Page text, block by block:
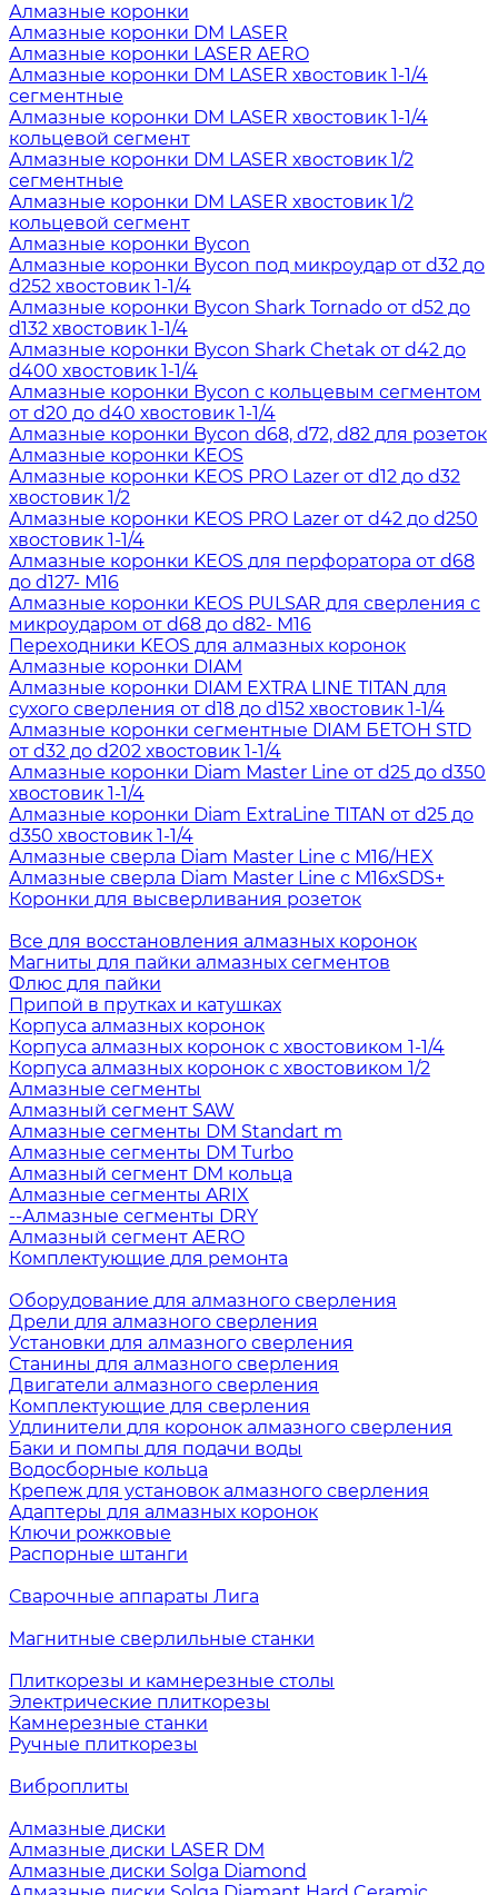
Алмазные коронки
Алмазные коронки DM LASER
Алмазные коронки LASER AERO
Алмазные коронки DM LASER хвостовик 1-1/4
сегментные
Алмазные коронки DM LASER хвостовик 1-1/4
кольцевой сегмент
Алмазные коронки DM LASER хвостовик 1/2
сегментные
Алмазные коронки DM LASER хвостовик 1/2
кольцевой сегмент
Алмазные коронки Bycon
Алмазные коронки Bycon под микроудар от d32 до
d252 хвостовик 1-1/4
Алмазные коронки Bycon Shark Tornado от d52 до
d132 хвостовик 1-1/4
Алмазные коронки Bycon Shark Chetak от d42 до
d400 хвостовик 1-1/4
Алмазные коронки Bycon с кольцевым сегментом
от d20 до d40 хвостовик 1-1/4
Алмазные коронки Bycon d68, d72, d82 для розеток
Алмазные коронки KEOS
Алмазные коронки KEOS PRO Lazer от d12 до d32
хвостовик 1/2
Алмазные коронки KEOS PRO Lazer от d42 до d250
хвостовик 1-1/4
Алмазные коронки KEOS для перфоратора от d68
до d127- М16
Алмазные коронки KEOS PULSAR для сверления с
микроударом от d68 до d82- М16
Переходники KEOS для алмазных коронок
Алмазные коронки DIAM
Алмазные коронки DIAM EXTRA LINE TITAN для
сухого сверления от d18 до d152 хвостовик 1-1/4
Алмазные коронки сегментные DIAM БЕТОН STD
от d32 до d202 хвостовик 1-1/4
Алмазные коронки Diam Master Line от d25 до d350
хвостовик 1-1/4
Алмазные коронки Diam ExtraLine ТITAN от d25 до
d350 хвостовик 1-1/4
Алмазные сверла Diam Master Line с М16/HEX
Алмазные сверла Diam Master Line с М16хSDS+
Коронки для высверливания розеток
Все для восстановления алмазных коронок
Магниты для пайки алмазных сегментов
Флюс для пайки
Припой в прутках и катушках
Корпуса алмазных коронок
Корпуса алмазных коронок с хвостовиком 1-1/4
Корпуса алмазных коронок с хвостовиком 1/2
Алмазные сегменты
Алмазный сегмент SAW
Алмазные сегменты DM Standart m
Алмазные сегменты DM Turbo
Алмазный сегмент DM кольца
Алмазные сегменты ARIX
--Алмазные сегменты DRY
Алмазный сегмент AERO
Комплектующие для ремонта
Оборудование для алмазного сверления
Дрели для алмазного сверления
Установки для алмазного сверления
Станины для алмазного сверления
Двигатели алмазного сверления
Комплектующие для сверления
Удлинители для коронок алмазного сверления
Баки и помпы для подачи воды
Водосборные кольца
Крепеж для установок алмазного сверления
Адаптеры для алмазных коронок
Ключи рожковые
Распорные штанги
Сварочные аппараты Лига
Магнитные сверлильные станки
Плиткорезы и камнерезные столы
Электрические плиткорезы
Камнерезные станки
Ручные плиткорезы
Виброплиты
Алмазные диски
Алмазные диски LASER DM
Алмазные диски Solga Diamond